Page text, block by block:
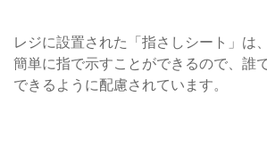
レジに設置された「指さしシート」は
簡単に指で示すことができるので、誰
できるように配慮されています。